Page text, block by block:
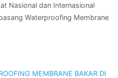
Nasional dan Internasional
Waterproofing Membrane